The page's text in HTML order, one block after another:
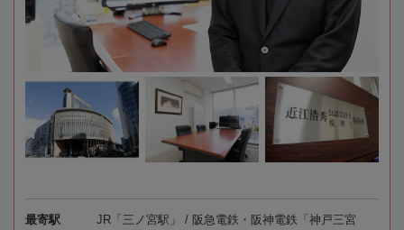
最寄駅
JR「三ノ宮駅」 / 阪急電鉄・阪神電鉄「神戸三宮